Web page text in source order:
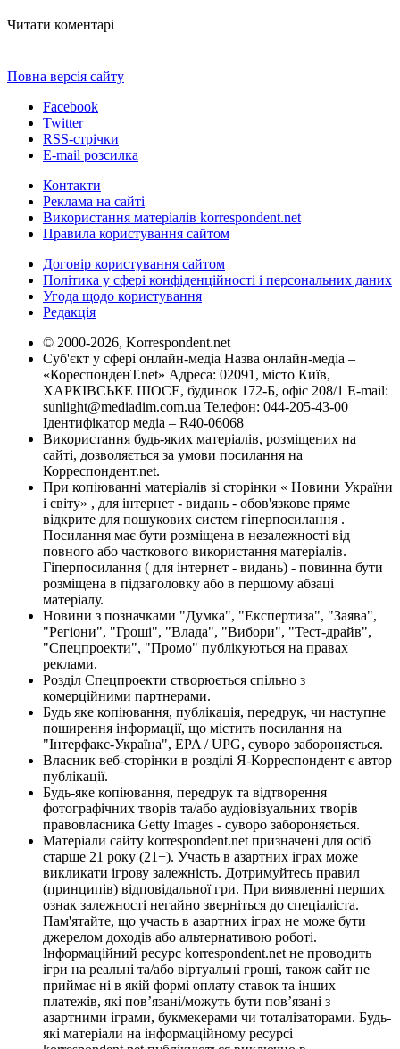
Читати коментарі
Повна версія сайту
Facebook
Twitter
RSS-стрічки
E-mail розсилка
Контакти
Реклама на сайті
Використання матеріалів korrespondent.net
Правила користування сайтом
Договір користування сайтом
Політика у сфері конфіденційності і персональних даних
Угода щодо користування
Редакція
© 2000-2026, Korrespondent.net
Суб'єкт у сфері онлайн-медіа Назва онлайн-медіа –
«КореспонденТ.net» Адреса: 02091, місто Київ,
ХАРКІВСЬКЕ ШОСЕ, будинок 172-Б, офіс 208/1 E-mail:
sunlight@mediadim.com.ua Телефон: 044-205-43-00
Ідентифікатор медіа – R40-06068
Використання будь-яких матеріалів, розміщених на
сайті, дозволяється за умови посилання на
Корреспондент.net.
При копіюванні матеріалів зі сторінки « Новини України
і світу» , для інтернет - видань - обов'язкове пряме
відкрите для пошукових систем гіперпосилання .
Посилання має бути розміщена в незалежності від
повного або часткового використання матеріалів.
Гіперпосилання ( для інтернет - видань) - повинна бути
розміщена в підзаголовку або в першому абзаці
матеріалу.
Новини з позначками "Думка", "Експертиза", "Заява",
"Регіони", "Гроші", "Влада", "Вибори", "Тест-драйв",
"Спецпроекти", "Промо" публікуються на правах
реклами.
Розділ Спецпроекти створюється спільно з
комерційними партнерами.
Будь яке копіювання, публікація, передрук, чи наступне
поширення інформації, що містить посилання на
"Інтерфакс-Україна", EPA / UPG, суворо забороняється.
Власник веб-сторінки в розділі Я-Корреспондент є автор
публікації.
Будь-яке копіювання, передрук та відтворення
фотографічних творів та/або аудіовізуальних творів
правовласника Getty Images - суворо забороняється.
Матеріали сайту korrespondent.net призначені для осіб
старше 21 року (21+). Участь в азартних іграх може
викликати ігрову залежність. Дотримуйтесь правил
(принципів) відповідальної гри. При виявленні перших
ознак залежності негайно зверніться до спеціаліста.
Пам'ятайте, що участь в азартних іграх не може бути
джерелом доходів або альтернативою роботі.
Інформаційний ресурс korrespondent.net не проводить
ігри на реальні та/або віртуальні гроші, також сайт не
приймає ні в якій формі оплату ставок та інших
платежів, які пов’язані/можуть бути пов’язані з
азартними іграми, букмекерами чи тоталізаторами. Будь-
які матеріали на інформаційному ресурсі